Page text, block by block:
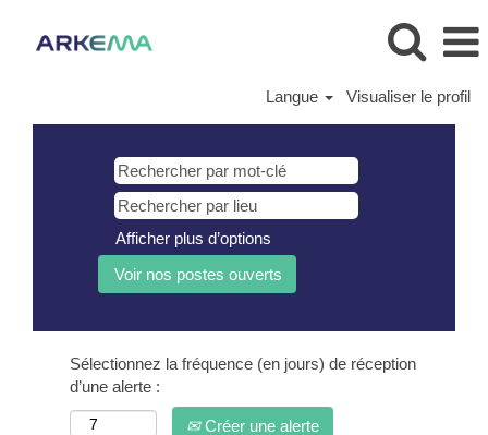
Langue Visualiser le profil
Afficher plus d’options
Sélectionnez la fréquence (en jours) de réception
d’une alerte :
Créer une alerte